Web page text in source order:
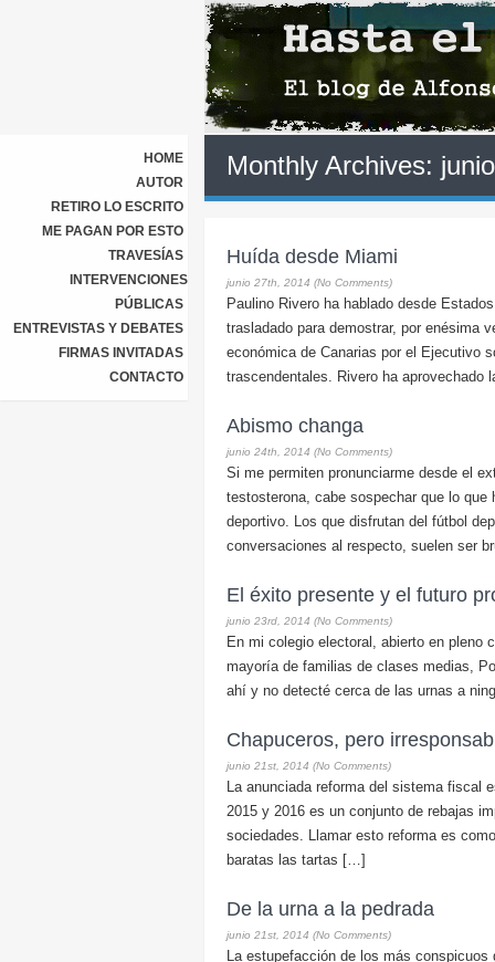
HOME
AUTOR
RETIRO LO ESCRITO
ME PAGAN POR ESTO
TRAVESÍAS
INTERVENCIONES
PÚBLICAS
ENTREVISTAS Y DEBATES
FIRMAS INVITADAS
CONTACTO
Monthly Archives:
Huída desde Miami
junio 27th, 2014 (No Comments)
Paulino Rivero ha hablado desde
trasladado para demostrar, por enésima
económica de Canarias por el Ejecutivo
trascendentales. Rivero ha
Abismo changa
junio 24th, 2014 (No Comments)
Si me permiten pronunciarme desde el
testosterona, cabe sospechar que lo
deportivo. Los que disfrutan del fútbol
conversaciones al respecto, suelen ser
El éxito presente y el futuro
junio 23rd, 2014 (No Comments)
En mi colegio electoral, abierto en pleno
mayoría de familias de clases medias,
ahí y no detecté cerca de las urnas a
Chapuceros, pero
junio 21st, 2014 (No Comments)
La anunciada reforma del sistema fiscal
2015 y 2016 es un conjunto de rebajas
sociedades. Llamar esto reforma es
baratas las tartas […]
De la urna a la pedrada
junio 21st, 2014 (No Comments)
La estupefacción de los más